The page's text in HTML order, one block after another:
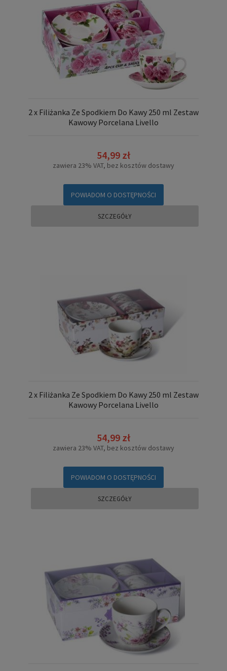
2 x Filiżanka Ze Spodkiem Do Kawy 250 ml Zestaw
Kawowy Porcelana Livello
54,99 zł
zawiera 23% VAT, bez kosztów dostawy
POWIADOM O DOSTĘPNOŚCI
SZCZEGÓŁY
2 x Filiżanka Ze Spodkiem Do Kawy 250 ml Zestaw
Kawowy Porcelana Livello
54,99 zł
zawiera 23% VAT, bez kosztów dostawy
POWIADOM O DOSTĘPNOŚCI
SZCZEGÓŁY